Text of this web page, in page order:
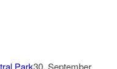
Park30. September